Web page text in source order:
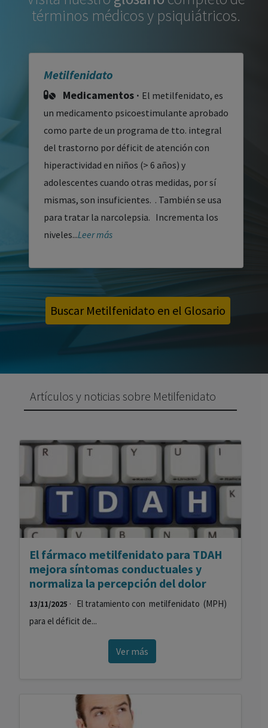
términos médicos y psiquiátricos.
Metilfenidato
Medicamentos · El metilfenidato, es
un medicamento psicoestimulante aprobado
como parte de un programa de tto. integral
del trastorno por déficit de atención con
hiperactividad en niños (> 6 años) y
adolescentes cuando otras medidas, por sí
mismas, son insuficientes. . También se usa
para tratar la narcolepsia. Incrementa los
niveles...Leer más
Buscar Metilfenidato en el Glosario
Artículos y noticias sobre Metilfenidato
El fármaco metilfenidato para TDAH
mejora síntomas conductuales y
normaliza la percepción del dolor
13/11/2025 · El tratamiento con metilfenidato (MPH)
para el déficit de...
Ver más